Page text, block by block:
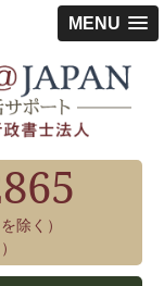
MENU
除く）